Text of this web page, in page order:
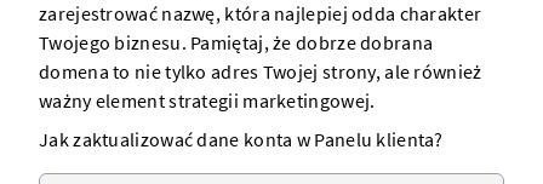
zarejestrować nazwę, która najlepiej odda charakter
Twojego biznesu. Pamiętaj, że dobrze dobrana
domena to nie tylko adres Twojej strony, ale również
ważny element strategii marketingowej.
Jak zaktualizować dane konta w Panelu klienta?